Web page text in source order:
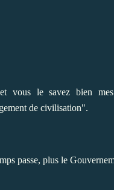
vous le savez bien
de civilisation".
passe, plus le